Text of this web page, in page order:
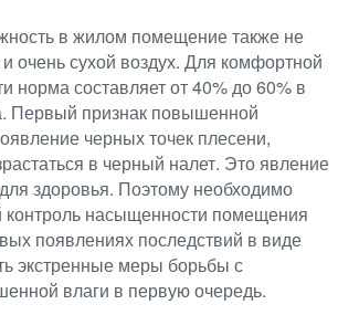
в жилом помещение также не
и очень сухой воздух. Для комфортной
норма составляет от 40% до 60% в
Первый признак повышенной
черных точек плесени,
в черный налет. Это явление
здоровья. Поэтому необходимо
контроль насыщенности помещения
появлениях последствий в виде
экстренные меры борьбы с
влаги в первую очередь.